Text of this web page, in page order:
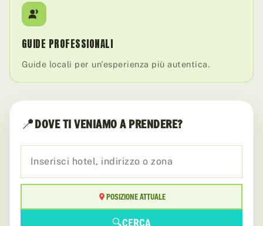
GUIDE PROFESSIONALI
Guide locali per un'esperienza più autentica.
📍DOVE TI VENIAMO A PRENDERE?
POSIZIONE ATTUALE
🔍CERCA